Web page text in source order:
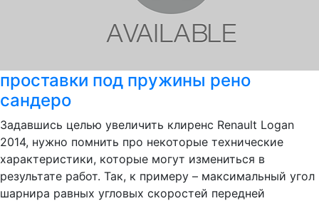
проставки под пружины рено
сандеро
Задавшись целью увеличить клиренс Renault Logan
2014, нужно помнить про некоторые технические
характеристики, которые могут измениться в
результате работ. Так, к примеру – максимальный угол
шарнира равных угловых скоростей передней